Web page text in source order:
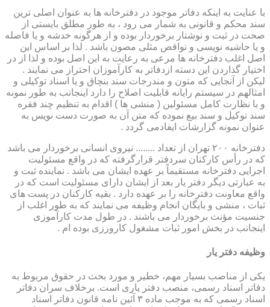
با عنایت به اینکه دفاتر موجود در دفترخانه ها به عنوان اصلی ترین
سند محکم و قانونی به شمار می رود ، به طور مطلق بایستی از
صحت در ثبت و نوشتار برخوردار بوده و از هرگونه خدشه و یا فاصله
و یا حاشیه نویسی و نواقص مثلی مصون باشد . لذا بر اساس این
اصل اغلب دفترخانه ها مرعی به رعایت به این اصل بوده و لذا از در
اختیار گذاردن این دسته ازدفاتر به کارآموزان احتراز می نمایند .
لیکن از آنجایی که متون و مندرجات سند بنچاق و یا اسناد توکیلی و
امثالهم در سیستم رایانه قابلیت اصلاح را دارد اینجانب به طور نمونه
و با نظارت کامل مسئولین ( منشی ها ) اقدام به تنظیم چند فقره
سند توکیل و سند بیع نموده که متن آن به صورت دست نویس به
عنوان نمونه گزارشات ایفادمی گردد .
دفترخانه ۲۰۰ تهران از تعداد ........ نیروی انسانی برخوردار می باشد
که در رأس کارکنان سردفتر قرارگرفته که در واقع مسئولیت
اجرایی دفترخانه مستقیماً بر عهده ایشان می باشد . نماینده ثبت و
به عبارتی دیگر دفتر یار بعد از ایشان دارای مسئولیت است که در
واقع معاونت دفترخانه را بر عهده دارد . بقیه کارکنان در پست های
ثبات ، منشی و بایگان انجام وظیفه می نمایند که به طور اغلب از
جنسیت مؤنث برخوردار می باشند . در طول مدت کارآموزی
اینجانب در بخش امور ثبات مشغول کارورزی بوده ام .
وظیفه دفتر یار
یكی از مناصب بسیار مهم، خطیر و مورد بحث در حقوق مربوط به
دفاتر اسناد رسمی، منصب دفتر یاری است. برخلاف سران دفاتر
اسناد رسمی كه به موجب ماده ۳ آئین نامه قانون دفاتر اسناد